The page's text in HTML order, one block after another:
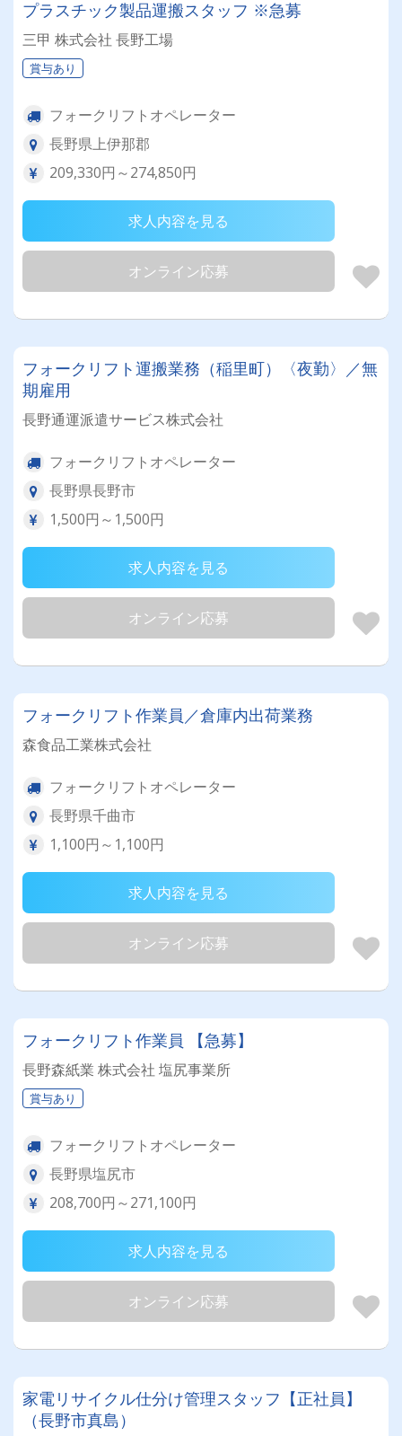
プラスチック製品運搬スタッフ ※急募
三甲 株式会社 長野工場
賞与あり
フォークリフトオペレーター
長野県上伊那郡
209,330円～274,850円
求人内容を見る
オンライン応募
フォークリフト運搬業務（稲里町）〈夜勤〉／無
期雇用
長野通運派遣サービス株式会社
フォークリフトオペレーター
長野県長野市
1,500円～1,500円
求人内容を見る
オンライン応募
フォークリフト作業員／倉庫内出荷業務
森食品工業株式会社
フォークリフトオペレーター
長野県千曲市
1,100円～1,100円
求人内容を見る
オンライン応募
フォークリフト作業員 【急募】
長野森紙業 株式会社 塩尻事業所
賞与あり
フォークリフトオペレーター
長野県塩尻市
208,700円～271,100円
求人内容を見る
オンライン応募
家電リサイクル仕分け管理スタッフ【正社員】
（長野市真島）